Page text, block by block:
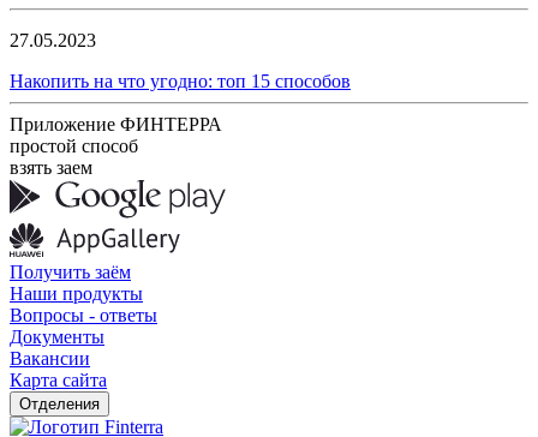
27.05.2023
Накопить на что угодно: топ 15 способов
Приложение ФИНТЕРРА
простой способ
взять заем
Получить заём
Наши продукты
Вопросы - ответы
Документы
Вакансии
Карта сайта
Отделения